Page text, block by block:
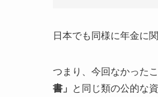
日本でも同様に年金に
つまり、今回なかった
書」
と同じ類の公的な